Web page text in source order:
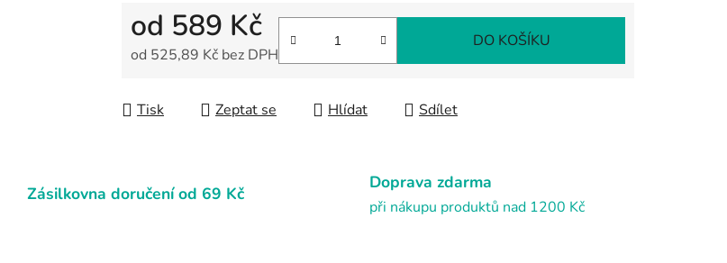
od 589 Kč
od 525,89 Kč bez DPH
DO KOŠÍKU
Tisk Zeptat se Hlídat Sdílet
Zásilkovna doručení od 69 Kč
Doprava zdarma
při nákupu produktů nad 1200 Kč